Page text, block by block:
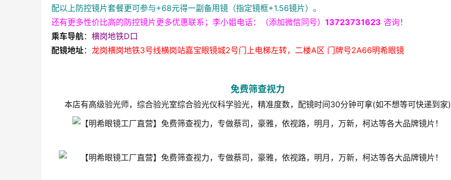
配以上防控镜片套餐更可参与+68元得一副备用镜（指定镜框+1.56镜片）。
还有更多性价比高的防控镜片更多优惠联系；李小姐电话：（添加微信同号） 13723731623 咨询！
乘车导航： 横岗地铁D口
配镜地址： 龙岗横岗地铁3号线横岗站嘉宝眼镜城2号门上电梯左转，二楼A区 门牌号2A66明希眼镜
免费筛查视力
本店有高级验光师，综合验光室综合验光仪科学验光，精准度数，配镜时间30分钟可拿(如不想等可快递到家)